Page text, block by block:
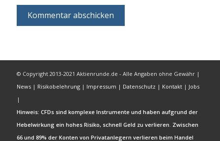
© Copyright 2013-2021 Aktienrunde.de - Alle Angaben ohne Gewähr |
News| Risikobelehrung| Impressum | Datenschutz | Kontakt| Jobs
|
Hinweis: CFDs sind komplexe Instrumente und haben aufgrund der
Hebelwirkung ein hohes Risiko, schnell Geld zu verlieren. Zwischen
66 und 89% der Konten von Privatanlegern verlieren beim Handel